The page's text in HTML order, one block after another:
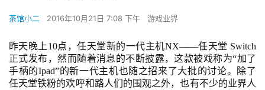
茶馆小二 2016年10月21日 7:08 下午 游戏业界
昨天晚上 10点，任天堂新的一代主机NX——任天堂 Switch
正式发布，然而随着消息的不断披露，这款被戏称为“加了
手柄的Ipad”的新一代主机也随之招来了大批的讨论。除了
任天堂铁粉的欢呼和路人们的围观之外，也有不少的业界人